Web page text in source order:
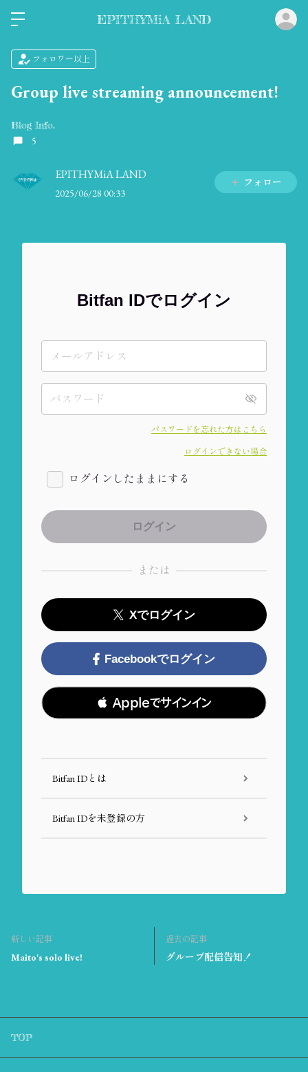
EPITHYMiA LAND
フォロワー以上
Group live streaming announcement!
Blog Info.
5
EPITHYMiA LAND
2025/06/28 00:33
フォロー
Bitfan IDでログイン
パスワードを忘れた方はこちら
ログインできない場合
ログインしたままにする
または
Xでログイン
Facebookでログイン
 Appleでサインイン
Bitfan IDとは
Bitfan IDを未登録の方
新しい記事
Maito's solo live!
過去の記事
グループ配信告知！
TOP